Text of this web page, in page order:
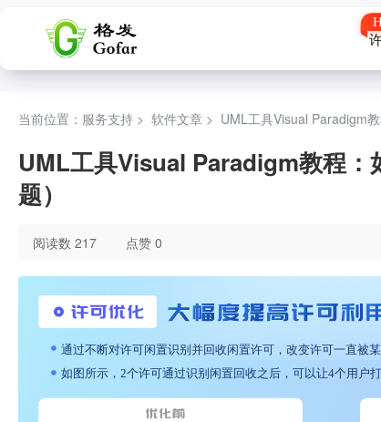
当前位置：服务支持 > 软件文章 > UML工具Visual Paradigm
UML工具Visual Paradigm教程
题）
阅读数 217 点赞 0